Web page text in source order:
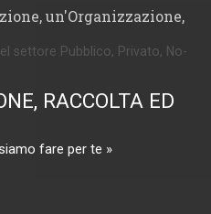
un'Organizzazione,
settore Pubblico, Privato, No-
RACCOLTA ED
fare per te »